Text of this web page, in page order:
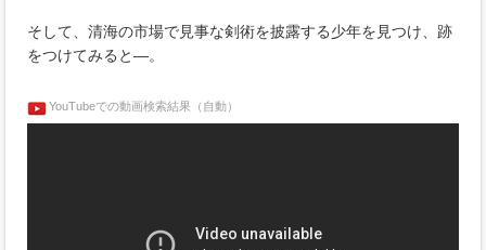
そして、清海の市場で見事な剣術を披露する少年を見つけ、跡
をつけてみると―。
YouTubeでの動画検索結果（自動）